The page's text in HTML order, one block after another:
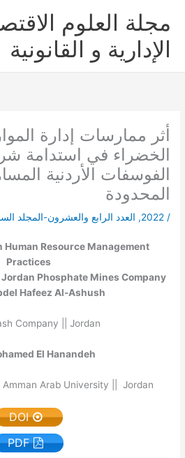
المحتوى
مجلة العلوم
الإدارية و القانونية
أثر ممارسات إدارة
الخضراء في استدامة
الفوسفات الأردنية
المحدودة
/
2022
, العدد الرابع والعشرون-المجلد
Human Resource Management
Practices
Phosphate Mines Company
Hafeez Al-Ashush
Company || Jordan
El Hanandeh
Amman Arab University || Jordan
DOI
PDF